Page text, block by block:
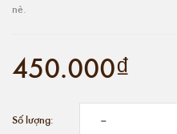
nè.
450.000₫
Số lượng: -